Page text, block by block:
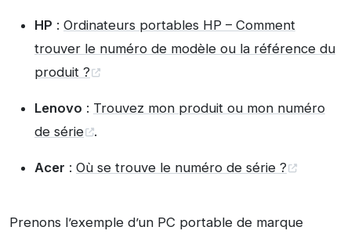
HP : Ordinateurs portables HP – Comment
trouver le numéro de modèle ou la référence du
produit ?
Lenovo : Trouvez mon produit ou mon numéro
de série
.
Acer : Où se trouve le numéro de série ?
Prenons l’exemple d’un PC portable de marque